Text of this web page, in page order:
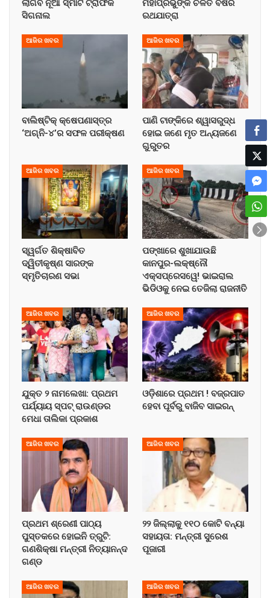
ଲାଗିବ ନୂଆ ସ୍ମାର୍ଟ ଟ୍ରାଫିକ
ସିଗନାଲ
ମହାପ୍ରଭୁଙ୍କ ଚଳିତ ବର୍ଷର
ରଥଯାତ୍ରା
ଆଜିର ଖବର
ବାଲିଷ୍ଟିକ୍ କ୍ଷେପଣାସ୍ତ୍ର
‘ଅଗ୍ନି-୪’ର ସଫଳ ପରୀକ୍ଷଣ
ଆଜିର ଖବର
ପାଣି ଟାଙ୍କିରେ ଶ୍ୱାସରୁଦ୍ଧ
ହୋଇ ଜଣେ ମୃତ ଅନ୍ୟଜଣେ
ଗୁରୁତର
ଆଜିର ଖବର
ସ୍ୱର୍ଗତ ଶିକ୍ଷାବିତ
ଦ୍ୱିତୀକୃଷ୍ଣ ସାରଙ୍କ
ସ୍ମୃତିଚାରଣ ସଭା
ଆଜିର ଖବର
ପଙ୍ଖାରେ ଶୁଖାଯାଉଛି
କାନପୁର-ଲକ୍ଷ୍ନୌ
ଏକ୍ସପ୍ରେସୱେ! ଭାଇରାଲ
ଭିଡିଓକୁ ନେଇ ତେଜିଲା ରାଜନୀତି
ଆଜିର ଖବର
ଯୁକ୍ତ ୨ ନାମଲେଖା: ପ୍ରଥମ
ପର୍ଯ୍ୟାୟ ସ୍ପଟ୍ ରାଉଣ୍ଡର
ମେଧା ତାଲିକା ପ୍ରକାଶ
ଆଜିର ଖବର
ଓଡ଼ିଶାରେ ପ୍ରଥମ ! ବଜ୍ରପାତ
ହେବା ପୂର୍ବରୁ ବାଜିବ ସାଇରନ୍
ଆଜିର ଖବର
ପ୍ରଥମ ଶ୍ରେଣୀ ପାଠ୍ୟ
ପୁସ୍ତକରେ ହୋଇନି ତ୍ରୁଟି:
ଗଣଶିକ୍ଷା ମନ୍ତ୍ରୀ ନିତ୍ୟାନନ୍ଦ
ଗଣ୍ଡ
ଆଜିର ଖବର
୨୨ ଜିଲ୍ଲାକୁ ୧୧୦ କୋଟି ବନ୍ୟା
ସହାୟତା: ମନ୍ତ୍ରୀ ସୁରେଶ
ପୂଜାରୀ
ଆଜିର ଖବର ଆଜିର ଖବର